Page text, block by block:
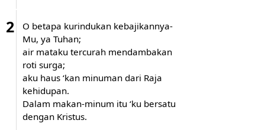
2
O betapa kurindukan kebajikannya-
Mu, ya Tuhan;
air mataku tercurah mendambakan
roti surga;
aku haus ‘kan minuman dari Raja
kehidupan.
Dalam makan-minum itu ‘ku bersatu
dengan Kristus.